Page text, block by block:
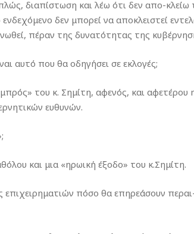
διαπίστωση και λέω ότι δεν απο-κλείω
ενδεχόμενο δεν μπορεί να αποκλειστεί
πέραν της δυνατότητας της
αυτό που θα οδηγήσει σε εκλογές;
του κ. Σημίτη, αφενός, και αφετέρου
ευθυνών.
και μια «ηρωική έξοδο» του κ.Σημίτη.
επιχειρηματιών πόσο θα επηρεάσουν